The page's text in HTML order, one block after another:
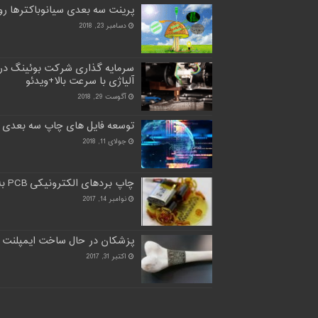
پرینت سه بعدی سیانوباکترها
دسامبر 23, 2018
سرمایه گذاری شرکت بوئینگ
آلیاژی با سرعت بالا+ویدئو
آگوست 29, 2018
توسعه فایل های چاپ سه
جولای 11, 2018
چاپ بردهای الکترونیکی PCB به طور کامل با چاپ سه بعدی
نوامبر 14, 2017
پزشکان در حال ساخت
اکتبر 31, 2017